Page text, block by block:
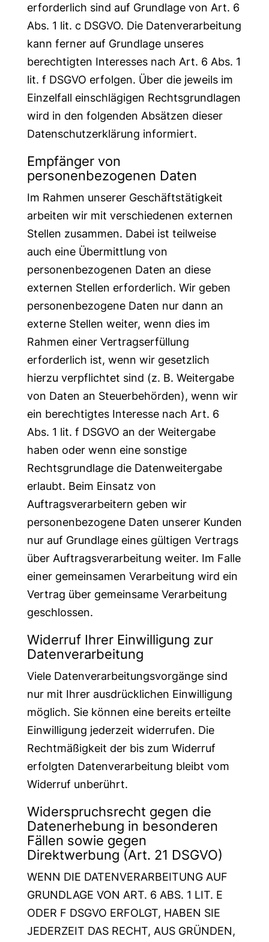
erforderlich sind auf Grundlage von Art. 6
Abs. 1 lit. c DSGVO. Die Datenverarbeitung
kann ferner auf Grundlage unseres
berechtigten Interesses nach Art. 6 Abs. 1
lit. f DSGVO erfolgen. Über die jeweils im
Einzelfall einschlägigen Rechtsgrundlagen
wird in den folgenden Absätzen dieser
Datenschutzerklärung informiert.
Empfänger von
personenbezogenen Daten
Im Rahmen unserer Geschäftstätigkeit
arbeiten wir mit verschiedenen externen
Stellen zusammen. Dabei ist teilweise
auch eine Übermittlung von
personenbezogenen Daten an diese
externen Stellen erforderlich. Wir geben
personenbezogene Daten nur dann an
externe Stellen weiter, wenn dies im
Rahmen einer Vertragserfüllung
erforderlich ist, wenn wir gesetzlich
hierzu verpflichtet sind (z. B. Weitergabe
von Daten an Steuerbehörden), wenn wir
ein berechtigtes Interesse nach Art. 6
Abs. 1 lit. f DSGVO an der Weitergabe
haben oder wenn eine sonstige
Rechtsgrundlage die Datenweitergabe
erlaubt. Beim Einsatz von
Auftragsverarbeitern geben wir
personenbezogene Daten unserer Kunden
nur auf Grundlage eines gültigen Vertrags
über Auftragsverarbeitung weiter. Im Falle
einer gemeinsamen Verarbeitung wird ein
Vertrag über gemeinsame Verarbeitung
geschlossen.
Widerruf Ihrer Einwilligung zur
Datenverarbeitung
Viele Datenverarbeitungsvorgänge sind
nur mit Ihrer ausdrücklichen Einwilligung
möglich. Sie können eine bereits erteilte
Einwilligung jederzeit widerrufen. Die
Rechtmäßigkeit der bis zum Widerruf
erfolgten Datenverarbeitung bleibt vom
Widerruf unberührt.
Widerspruchsrecht gegen die
Datenerhebung in besonderen
Fällen sowie gegen
Direktwerbung (Art. 21 DSGVO)
WENN DIE DATENVERARBEITUNG AUF
GRUNDLAGE VON ART. 6 ABS. 1 LIT. E
ODER F DSGVO ERFOLGT, HABEN SIE
JEDERZEIT DAS RECHT, AUS GRÜNDEN,